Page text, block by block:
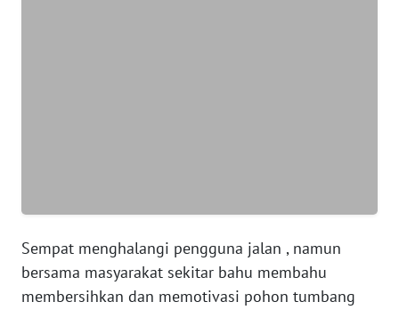
Sempat menghalangi pengguna jalan , namun
bersama masyarakat sekitar bahu membahu
membersihkan dan memotivasi pohon tumbang
WN
SERAMBI